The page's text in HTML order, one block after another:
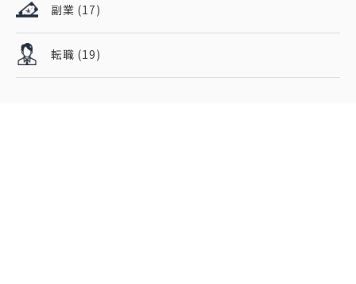
副業 (17)
転職 (19)